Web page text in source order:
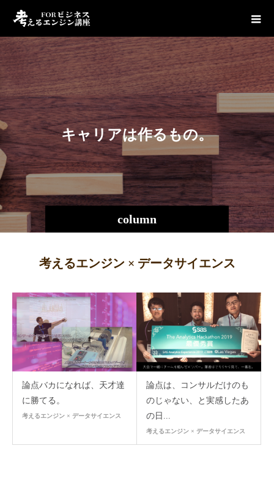
column
キャリアは作るもの。
考えるエンジン × データサイエンス
論点バカになれば、天才達
に勝てる。
考えるエンジン × データサイエンス
論点は、コンサルだけのも
のじゃない、と実感したあ
の日...
考えるエンジン × データサイエンス